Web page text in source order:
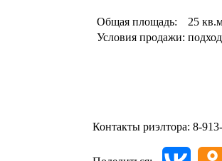
Общая площадь:
25
Условия продажи:
Контакты риэлтора: 8-